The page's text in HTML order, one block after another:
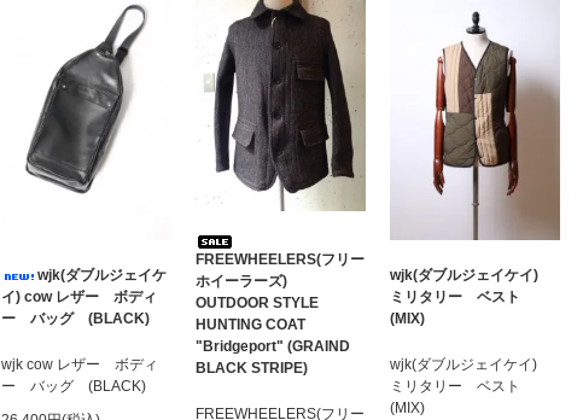
wjk(ダブルジェイケ
イ) cow レザー ボディ
ー バッグ (BLACK)
wjk cow レザー ボディ
ー バッグ (BLACK)
FREEWHEELERS(フリー
ホイーラーズ)
OUTDOOR STYLE
HUNTING COAT
"Bridgeport" (GRAIND
BLACK STRIPE)
FREEWHEELERS(フリー
wjk(ダブルジェイケイ)
ミリタリー ベスト
(MIX)
wjk(ダブルジェイケイ)
ミリタリー ベスト
(MIX)